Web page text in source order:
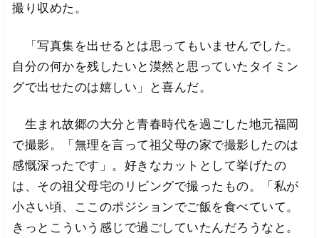
撮り収めた。
「写真集を出せるとは思ってもいませんでした。
自分の何かを残したいと漠然と思っていたタイミン
グで出せたのは嬉しい」と喜んだ。
生まれ故郷の大分と青春時代を過ごした地元福岡
で撮影。「無理を言って祖父母の家で撮影したのは
感慨深ったです」。好きなカットとして挙げたの
は、その祖父母宅のリビングで撮ったもの。「私が
小さい頃、ここのポジションでご飯を食べていて。
きっとこういう感じで過ごしていたんだろうなと。